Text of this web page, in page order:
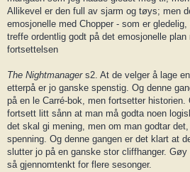
Allikevel er den full av sjarm og tøys; men
emosjonelle med Chopper - som er
treffe ordentlig godt på det emosjonelle plan
fortsettelsen
The Nightmanagers2. At de velger å lage
etterpå er jo ganske spenstig. Og denne
på en le Carré-bok, men fortsetter historien.
fortsett litt sånn at man må godta noen
det skal gi mening, men om man godtar
spenning. Og denne gangen er det klart at
slutter jo på en ganske stor cliffhanger.
så gjennomtenkt for flere sesonger.